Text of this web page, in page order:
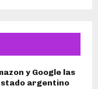
y Google las
argentino